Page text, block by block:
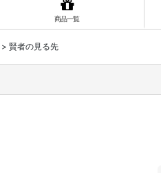
商品一覧
> 賢者の見る先